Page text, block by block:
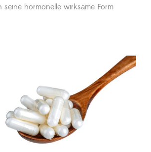
seine hormonelle wirksame Form